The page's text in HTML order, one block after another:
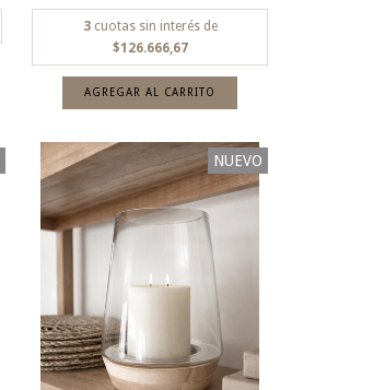
3 cuotas sin interés de
$126.666,67
NUEVO